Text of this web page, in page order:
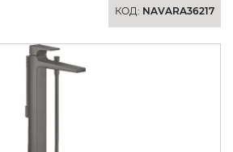
КОД: NAVARA36217